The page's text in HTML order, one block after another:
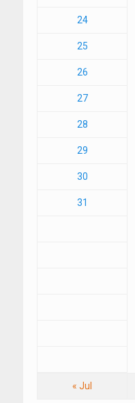
24
25
26
27
28
29
30
31
« Jul